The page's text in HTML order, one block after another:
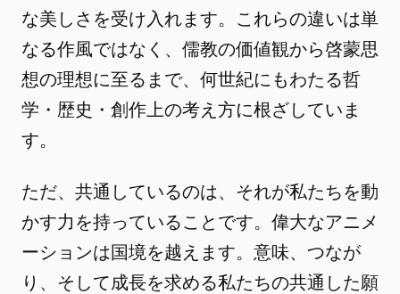
な美しさを受け入れます。これらの違いは単
なる作風ではなく、儒教の価値観から啓蒙思
想の理想に至るまで、何世紀にもわたる哲
学・歴史・創作上の考え方に根ざしていま
す。
ただ、共通しているのは、それが私たちを動
かす力を持っていることです。偉大なアニメ
ーションは国境を越えます。意味、つなが
り、そして成長を求める私たちの共通した願